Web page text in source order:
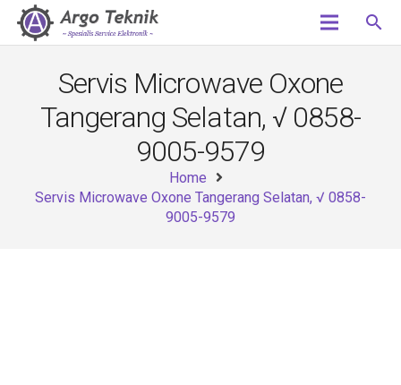
search
Servis Microwave Oxone
Tangerang Selatan, √ 0858-
9005-9579
Home
Servis Microwave Oxone Tangerang Selatan, √ 0858-
9005-9579